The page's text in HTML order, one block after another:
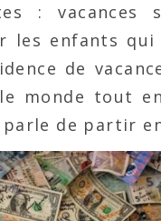
: vacances
les enfants
de
monde tout
de partir